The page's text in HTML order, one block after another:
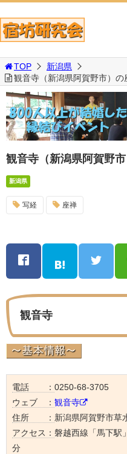
TOP
新潟県
観音寺（新潟県阿賀野市）の
観音寺（新潟県阿賀野
新潟県
写経 座禅
観音寺
電話 ： 0250-68-3705
ウェブ ： 観音寺
住所 ： 新潟県阿賀野市草
アクセス： 磐越西線「馬下駅
分